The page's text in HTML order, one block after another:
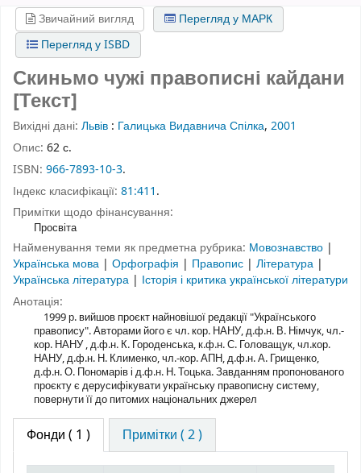
Звичайний вигляд
Перегляд у МАРК
Перегляд у ISBD
Скиньмо чужі правописні кайдани
[Текст]
Вихідні дані: Львів : Галицька Видавнича Спілка, 2001
Опис: 62 с.
ISBN: 966-7893-10-3.
Індекс класифікації: 81:411.
Примітки щодо фінансування:
Просвіта
Найменування теми як предметна рубрика: Мовознавство |
Українська мова | Орфографія | Правопис | Література |
Українська література | Історія і критика української літератури
Анотація:
1999 р. вийшов проєкт найновішої редакції "Українського
правопису". Авторами його є чл. кор. НАНУ, д.ф.н. В. Німчук, чл.-
кор. НАНУ , д.ф.н. К. Городенська, к.ф.н. С. Головащук, чл.кор.
НАНУ, д.ф.н. Н. Клименко, чл.-кор. АПН, д.ф.н. А. Грищенко,
д.ф.н. О. Пономарів і д.ф.н. Н. Тоцька. Завданням пропонованого
проєкту є дерусифікувати українську правописну систему,
повернути її до питомих національних джерел
Фонди ( 1 ) Примітки ( 2 )